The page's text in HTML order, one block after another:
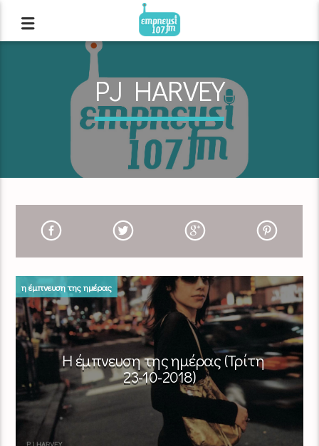
PJ HARVEY
η έμπνευση της ημέρας
Η έμπνευση της ημέρας (Τρίτη
23-10-2018)